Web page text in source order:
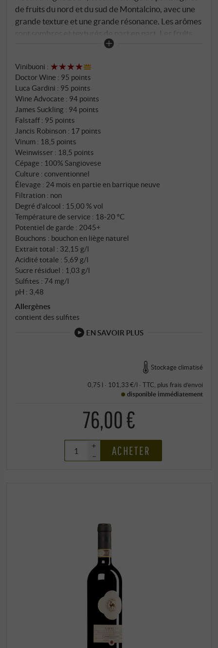
de fruits du nord et du sud de Montalcino, avec une
grande texture et une grande résonance. Les arômes
sont sombres et texturés de part en part. Les fruits
rouges sombres et les fruits à noyau, le cuir neuf et le
verre, mais il lui faut du temps pour s'épanouir
pleinement, en partie parce que le Vecchie Vigne
contient un peu plus de chêne neuf que le Pelagrilli.
Un représentant puissant et épicé de l'appellation,
qui n'atteindra sa véritable forme de pointe qu'après
quelques années de vieillissement en bouteille.
SUPERIORE.DE
Vinibuoni :
Doctor Wine : 95 points
Luca Gardini : 95 points
Wine Advocate : 94 points
James Suckling : 94 points
Falstaff : 95 points
Jancis Robinson : 17 points
Vinum : 18,5 points
Weinwisser : 18,5 points
Cépage : 100% Sangiovese
Culture : conventionnel
Élevage : 24 mois en partie en barrique neuve
Filtration : non
Degré d'alcool : 15,00 % vol
Température de service : 18‑20 °C
Potentiel de garde : 2045+
Bouchons : bouchon en liège naturel
Extrait total : 32,15 g/l
Acidité totale : 5,69 g/l
Sucre résiduel : 1,03 g/l
Sulfites : 74 mg/l
pH : 3,48
Allergènes
contient des sulfites
EN SAVOIR PLUS
Stockage climatisé
0,75 l · 101,33 €/l · TTC , plus frais d’envoi
disponible immédiatement
76,00 €
+
–
ACHETER